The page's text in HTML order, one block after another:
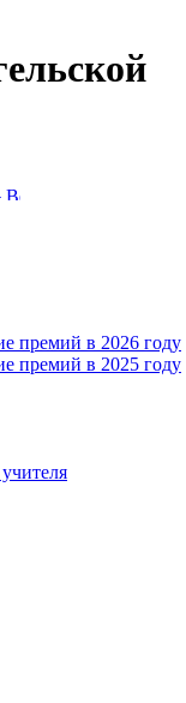
премий в 2026 году
премий в 2025 году